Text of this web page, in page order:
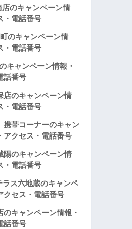
のキャンペーン情
・電話番号
のキャンペーン情
・電話番号
ャンペーン情報・
話番号
のキャンペーン情
・電話番号
帯コーナーのキャン
アクセス・電話番号
のキャンペーン情
・電話番号
ス六地蔵のキャンペ
クセス・電話番号
キャンペーン情報・
話番号